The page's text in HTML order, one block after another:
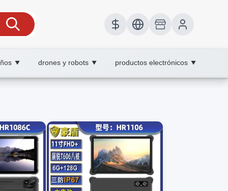
▼ drones y robots ▼ productos electrónicos ▼